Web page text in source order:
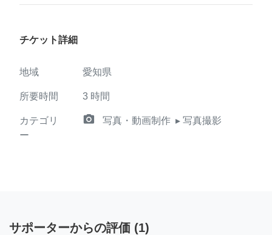
チケット詳細
地域 愛知県
所要時間 3 時間
カテゴリ
ー
camera_alt 写真・動画制作 ▸ 写真撮影
サポーターからの評価 (1)